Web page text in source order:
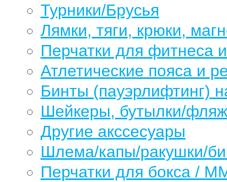
Турники/Брусья
Лямки, тяги, крюки,
Перчатки для фитнеса
Атлетические пояса и
Бинты (пауэрлифтинг)
Шейкеры, бутылки/
Другие акссесуары
Шлема/капы/ракушки/
Перчатки для бокса /